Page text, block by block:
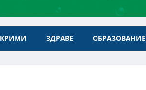
КРИМИ ЗДРАВЕ ОБРАЗОВАНИЕ